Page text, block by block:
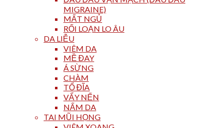
MIGRAINE)
MẤT NGỦ
RỐI LOẠN LO ÂU
DA LIỄU
VIÊM DA
MỀ ĐAY
Á SỪNG
CHÀM
TỔ ĐĨA
VẨY NẾN
NẤM DA
TAI MŨI HỌNG